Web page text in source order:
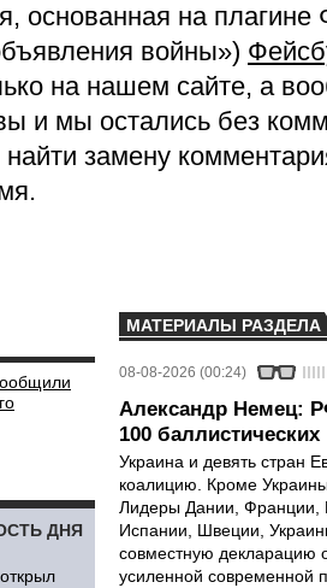
основанная на
войны»)
на нашем сайте, а
и мы остались без
замену
ДНЯ
МАТЕРИАЛЫ РАЗДЕЛА
08-08-2026 (00:24)
Александр Немец:
100 баллистических
Украина и девять стран
коалицию. Кроме
Лидеры Дании, Франции,
Испании, Швеции,
совместную декларацию
усиленной современной